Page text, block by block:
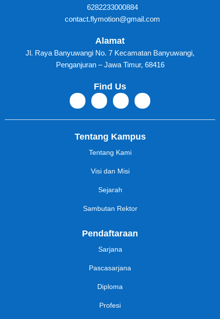
6282233000884
contact.flymotion@gmail.com
Alamat
Jl. Raya Banyuwangi No. 7 Kecamatan Banyuwangi,
Penganjuran – Jawa Timur, 68416
Find Us
Tentang Kampus
Tentang Kami
Visi dan Misi
Sejarah
Sambutan Rektor
Pendaftaraan
Sarjana
Pascasarjana
Diploma
Profesi